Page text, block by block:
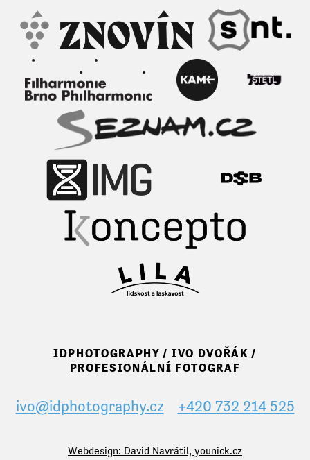
IDPHOTOGRAPHY / IVO DVOŘÁK /
PROFESIONÁLNÍ FOTOGRAF
ivo@idphotography.cz +420 732 214 525
Webdesign: David Navrátil, younick.cz